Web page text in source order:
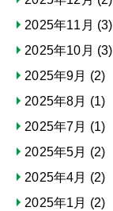
2025年11月 (3)
2025年10月 (3)
2025年9月 (2)
2025年8月 (1)
2025年7月 (1)
2025年5月 (2)
2025年4月 (2)
2025年1月 (2)